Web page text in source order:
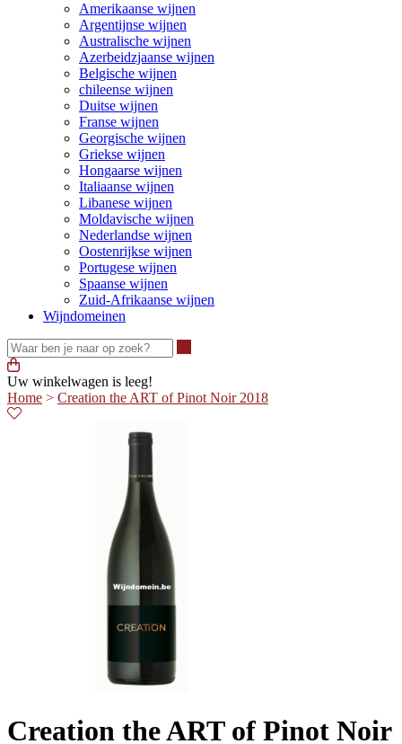
Amerikaanse wijnen
Argentijnse wijnen
Australische wijnen
Azerbeidzjaanse wijnen
Belgische wijnen
chileense wijnen
Duitse wijnen
Franse wijnen
Georgische wijnen
Griekse wijnen
Hongaarse wijnen
Italiaanse wijnen
Libanese wijnen
Moldavische wijnen
Nederlandse wijnen
Oostenrijkse wijnen
Portugese wijnen
Spaanse wijnen
Zuid-Afrikaanse wijnen
Wijndomeinen
Uw winkelwagen is leeg!
Home > Creation the ART of Pinot Noir 2018
Creation the ART of Pinot Noir